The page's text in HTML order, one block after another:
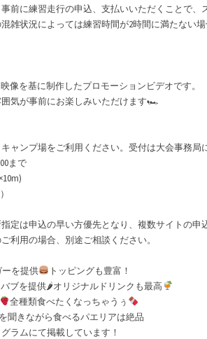
前に練習走行の申込、支払いいただくことで
雑状況によっては練習時間が2時間に満たない場
を基に制作したプロモーションビデオです。
気が事前にお楽しみいただけます🏎
ンプ場をご利用ください。受付は大会事務局
まで
は申込の早い方優先となり、複数サイトの申
用の場合、別途ご相談ください。
ーを提供
トッピングも豊富！
ブを提供🌶オリジナルドリンクも最高
全種類食べたくなっちゃうぅ
聞きながら食べるパエリアは絶品
ラムにて掲載しています！